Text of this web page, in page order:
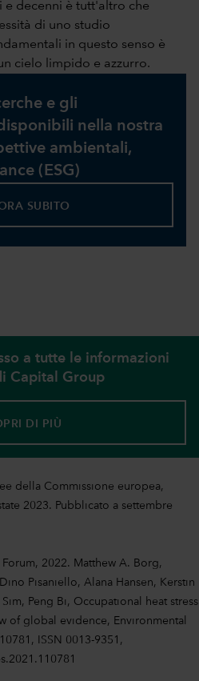
e decenni è tutt'altro che
di uno studio
in questo senso è
cielo limpido e azzurro.
e gli
nella nostra
ambientali,
(ESG)
SUBITO
a tutte le informazioni
Capital Group
DI PIÙ
della Commissione europea,
2023. Pubblicato a settembre
2022. Matthew A. Borg,
Pisaniello, Alana Hansen, Kerstin
Peng Bi, Occupational heat stress
of global evidence, Environmental
ISSN 0013-9351,